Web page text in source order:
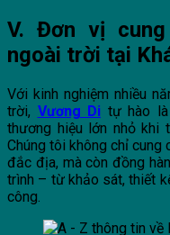
V. Đơn vị
ngoài trời tại
Với kinh nghiệm nhiều
trời, Vương Di tự hào
thương hiệu lớn nhỏ khi
Chúng tôi không chỉ
đắc địa, mà còn đồng
trình – từ khảo sát, thiết
công.